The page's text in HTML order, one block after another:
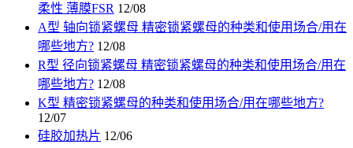
柔性 薄膜FSR 12/08
A型 轴向锁紧螺母 精密锁紧螺母的种类和使用场合/用在
哪些地方? 12/08
R型 径向锁紧螺母 精密锁紧螺母的种类和使用场合/用在
哪些地方? 12/08
K型 精密锁紧螺母的种类和使用场合/用在哪些地方?
12/07
硅胶加热片 12/06